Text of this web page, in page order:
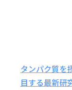
タンパク質を
目する最新研